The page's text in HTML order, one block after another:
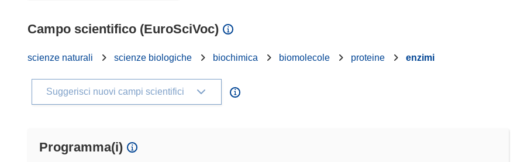
Campo scientifico (EuroSciVoc)
scienze naturali scienze biologiche biochimica biomolecole proteine enzimi
Suggerisci nuovi campi scientifici
Programma(i)